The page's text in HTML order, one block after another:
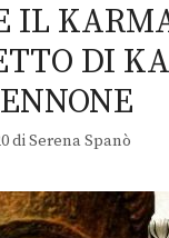
IL
DI
diSerena Spanò